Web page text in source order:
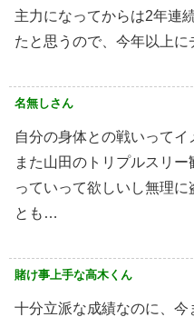
主力になってからは2年連
たと思うので、今年以上に
名無しさん
自分の身体との戦いってイ
また山田のトリプルスリ
っていって欲しいし無理
とも…
賭け事上手な高木くん
十分立派な成績なのに、今